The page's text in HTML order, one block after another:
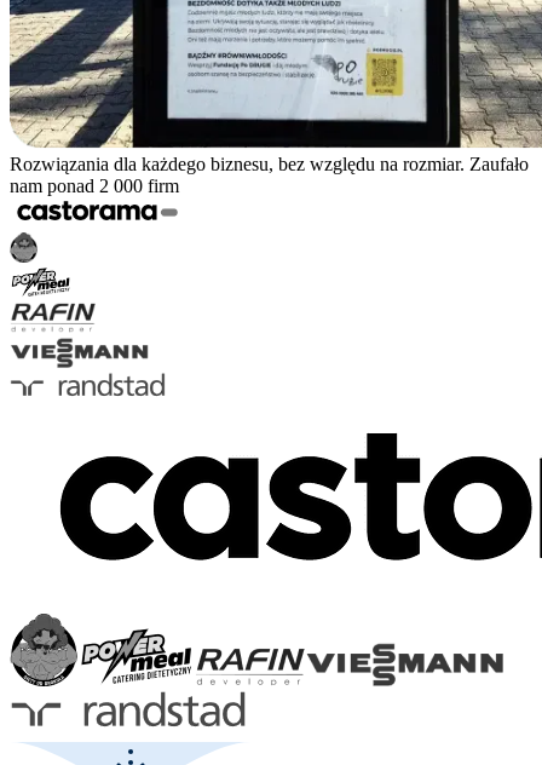
Rozwiązania dla każdego biznesu, bez względu na rozmiar. Zaufało
nam ponad 2 000 firm